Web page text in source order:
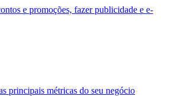
e promoções, fazer publicidade e e-
principais métricas do seu negócio